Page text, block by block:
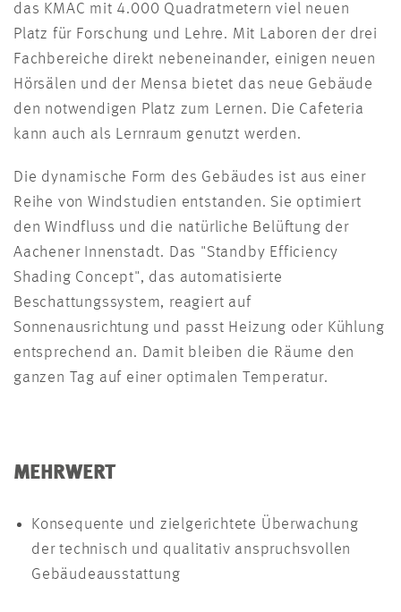
das KMAC mit 4.000 Quadratmetern viel neuen
Platz für Forschung und Lehre. Mit Laboren der drei
Fachbereiche direkt nebeneinander, einigen neuen
Hörsälen und der Mensa bietet das neue Gebäude
den notwendigen Platz zum Lernen. Die Cafeteria
kann auch als Lernraum genutzt werden.
Die dynamische Form des Gebäudes ist aus einer
Reihe von Windstudien entstanden. Sie optimiert
den Windfluss und die natürliche Belüftung der
Aachener Innenstadt. Das "Standby Efficiency
Shading Concept", das automatisierte
Beschattungssystem, reagiert auf
Sonnenausrichtung und passt Heizung oder Kühlung
entsprechend an. Damit bleiben die Räume den
ganzen Tag auf einer optimalen Temperatur.
MEHRWERT
Konsequente und zielgerichtete Überwachung
der technisch und qualitativ anspruchsvollen
Gebäudeausstattung